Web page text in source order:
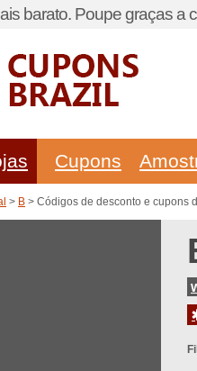
barato. Poupe graças a
Cupons
> B > Códigos de desconto e cupons